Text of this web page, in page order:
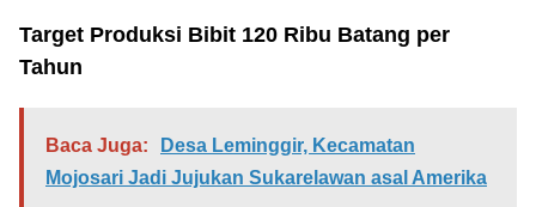
Target Produksi Bibit 120 Ribu Batang per
Tahun
Baca Juga:
Desa Leminggir, Kecamatan
Mojosari Jadi Jujukan Sukarelawan asal Amerika